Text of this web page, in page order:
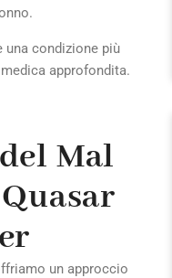
una condizione più
approfondita.
Mal
un approccio